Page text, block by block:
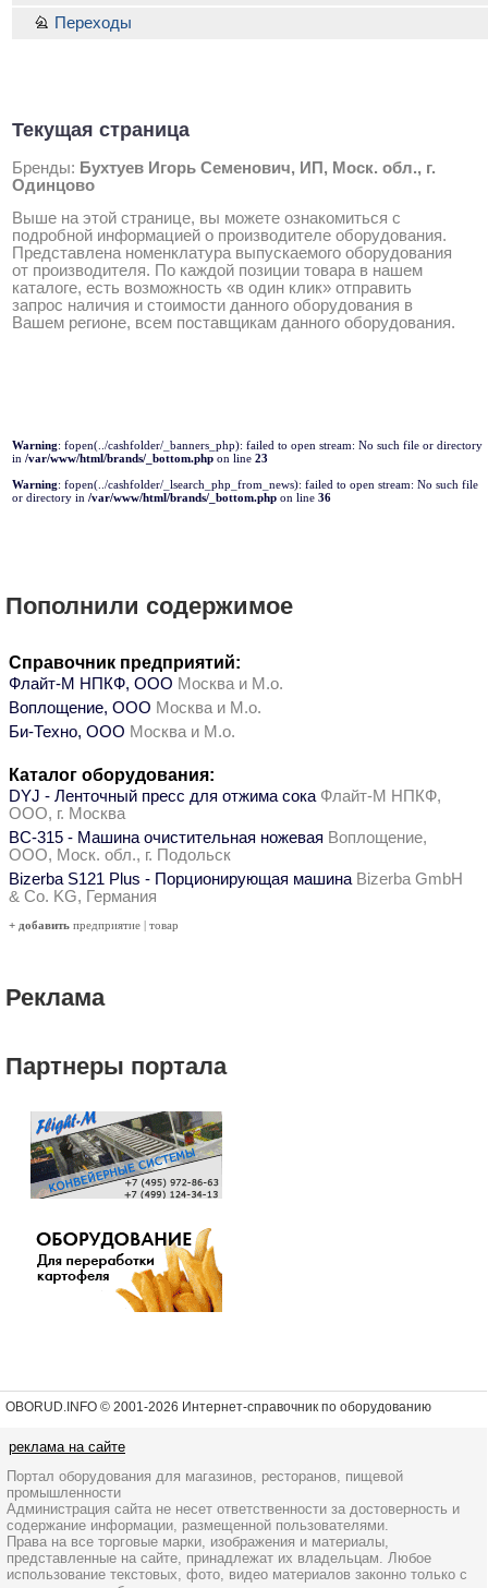
Текущая страница
Бренды: Бухтуев Игорь Семенович, ИП, Моск. обл., г.
Одинцово
Выше на этой странице, вы можете ознакомиться с
подробной информацией о производителе оборудования.
Представлена номенклатура выпускаемого оборудования
от производителя. По каждой позиции товара в нашем
каталоге, есть возможность «в один клик» отправить
запрос наличия и стоимости данного оборудования в
Вашем регионе, всем поставщикам данного оборудования.
Переходы
Warning: fopen(../cashfolder/_banners_php): failed to open stream: No such file or directory
in /var/www/html/brands/_bottom.php on line 23
Warning: fopen(../cashfolder/_lsearch_php_from_news): failed to open stream: No such file
or directory in /var/www/html/brands/_bottom.php on line 36
Пополнили содержимое
Справочник предприятий:
Флайт-М НПКФ, ООО Москва и М.о.
Воплощение, ООО Москва и М.о.
Би-Техно, ООО Москва и М.о.
Каталог оборудования:
DYJ - Ленточный пресс для отжима сока Флайт-М НПКФ,
ООО, г. Москва
ВС-315 - Машина очистительная ножевая Воплощение,
ООО, Моск. обл., г. Подольск
Bizerba S121 Plus - Порционирующая машина Bizerba GmbH
& Co. KG, Германия
+ добавить предприятие | товар
Реклама
Партнеры портала
OBORUD.INFO © 2001-2026 Интернет-справочник по оборудованию
реклама на сайте
Портал оборудования для магазинов, ресторанов, пищевой
промышленности
Администрация сайта не несет ответственности за достоверность и
содержание информации, размещенной пользователями.
Права на все торговые марки, изображения и материалы,
представленные на сайте, принадлежат их владельцам. Любое
использование текстовых, фото, видео материалов законно только с